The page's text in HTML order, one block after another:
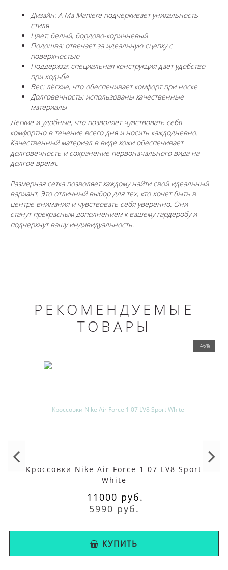
Дизайн: A Ma Maniere подчёркивает уникальность
стиля
Цвет: белый, бордово-коричневый
Подошва: отвечает за идеальную сцепку с
поверхностью
Поддержка: специальная конструкция дает удобство
при ходьбе
Вес: лёгкие, что обеспечивает комфорт при носке
Долговечность: использованы качественные
материалы
Лёгкие и удобные, что позволяет чувствовать себя
комфортно в течение всего дня и носить каждодневно.
Качественный материал в виде кожи обеспечивает
долговечность и сохранение первоначального вида на
долгое время.
Размерная сетка позволяет каждому найти свой идеальный
вариант. Это отличный выбор для тех, кто хочет быть в
центре внимания и чувствовать себя уверенно. Они
станут прекрасным дополнением к вашему гардеробу и
подчеркнут вашу индивидуальность.
РЕКОМЕНДУЕМЫЕ
ТОВАРЫ
-46%
Кроссовки Nike Air Force 1 07 LV8 Sport
White
11000 руб.
5990 руб.
КУПИТЬ